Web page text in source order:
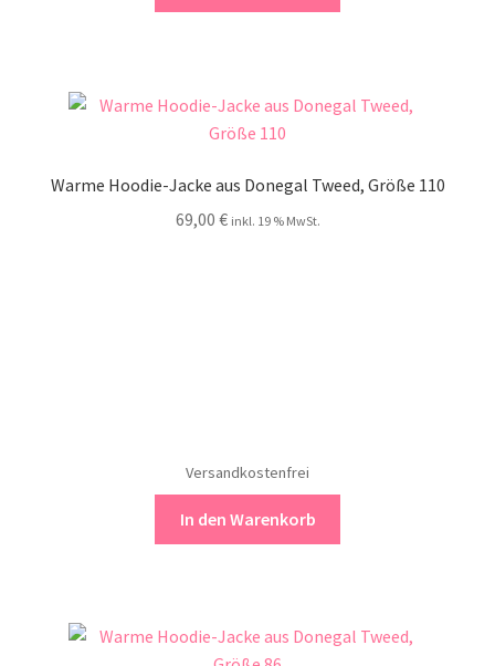
Warme Hoodie-Jacke aus Donegal Tweed, Größe 110
69,00 € inkl. 19 % MwSt.
Versandkostenfrei
In den Warenkorb